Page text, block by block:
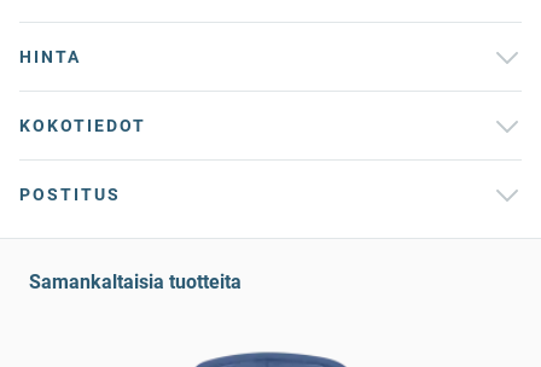
HINTA
KOKOTIEDOT
POSTITUS
Samankaltaisia tuotteita